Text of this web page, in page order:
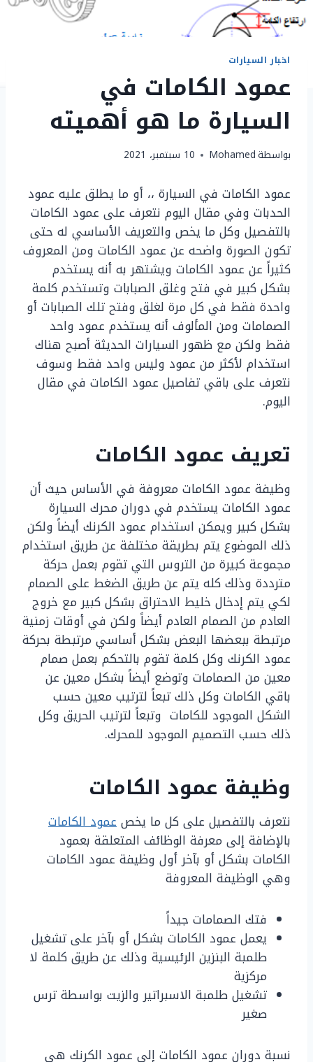
اخبار السيارات
عمود الكامات في
السيارة ما هو أهميته
بواسطةMohamed 10 سبتمبر، 2021
عمود الكامات في السيارة ،، أو ما يطلق عليه عمود
الحدبات وفي مقال اليوم نتعرف على عمود الكامات
بالتفصيل وكل ما يخص والتعريف الأساسي له حتى
تكون الصورة واضحه عن عمود الكامات ومن المعروف
كثيراً عن عمود الكامات ويشتهر به أنه يستخدم
بشكل كبير في فتح وغلق الصبابات وتستخدم كلمة
واحدة فقط في كل مرة لغلق وفتح تلك الصبابات أو
الصمامات ومن المألوف أنه يستخدم عمود واحد
فقط ولكن مع ظهور السيارات الحديثة أصبح هناك
استخدام لأكثر من عمود وليس واحد فقط وسوف
نتعرف على باقي تفاصيل عمود الكامات في مقال
اليوم.
تعريف عمود الكامات
وظيفة عمود الكامات معروفة في الأساس حيث أن
عمود الكامات يستخدم في دوران محرك السيارة
بشكل كبير ويمكن استخدام عمود الكرنك أيضاً ولكن
ذلك الموضوع يتم بطريقة مختلفة عن طريق استخدام
مجموعة كبيرة من التروس التي تقوم بعمل حركة
مترددة وذلك كله يتم عن طريق الضغط على الصمام
لكي يتم إدخال خليط الاحتراق بشكل كبير مع خروج
العادم من الصمام العادم أيضاً ولكن في أوقات زمنية
مرتبطة ببعضها البعض بشكل أساسي مرتبطة بحركة
عمود الكرنك وكل كلمة تقوم بالتحكم بعمل صمام
معين من الصمامات وتوضع أيضاً بشكل معين عن
باقي الكامات وكل ذلك تبعاً لترتيب معين حسب
الشكل الموجود للكامات وتبعاً لترتيب الحريق وكل
ذلك حسب التصميم الموجود للمحرك.
وظيفة عمود الكامات
نتعرف بالتفصيل على كل ما يخصعمود الكامات
بالإضافة إلى معرفة الوظائف المتعلقة بعمود
الكامات بشكل أو بآخر أول وظيفة عمود الكامات
وهي الوظيفة المعروفة
فتك الصمامات جيداً
يعمل عمود الكامات بشكل أو بآخر على تشغيل
طلمبة البنزين الرئيسية وذلك عن طريق كلمة لا
مركزية
تشغيل طلمبة الاسبراتير والزيت بواسطة ترس
صغير
نسبة دوران عمود الكامات إلى عمود الكرنك هي